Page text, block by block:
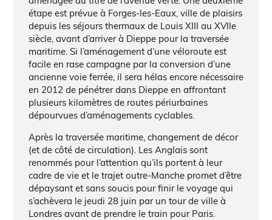
étape est prévue à Forges-les-Eaux, ville de plaisirs
depuis les séjours thermaux de Louis XIII au XVIIe
siècle, avant d’arriver à Dieppe pour la traversée
maritime. Si l’aménagement d’une véloroute est
facile en rase campagne par la conversion d’une
ancienne voie ferrée, il sera hélas encore nécessaire
en 2012 de pénétrer dans Dieppe en affrontant
plusieurs kilomètres de routes périurbaines
dépourvues d’aménagements cyclables.
Après la traversée maritime, changement de décor
(et de côté de circulation). Les Anglais sont
renommés pour l’attention qu’ils portent à leur
cadre de vie et le trajet outre-Manche promet d’être
dépaysant et sans soucis pour finir le voyage qui
s’achèvera le jeudi 28 juin par un tour de ville à
Londres avant de prendre le train pour Paris.